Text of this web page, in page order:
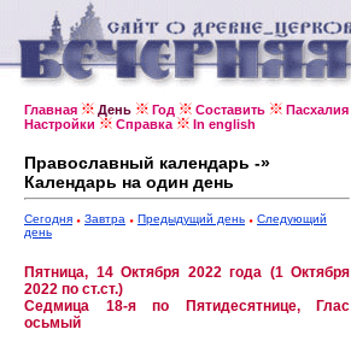
Главная День Год Составить Пасхалия
Настройки
Справка In english
Православный календарь -»
Календарь на один день
Сегодня Завтра Предыдущий день
Следующий
день
Пятница, 14 Октября 2022 года (1 Октября
2022 по ст.ст.)
Седмица 18-я по Пятидесятнице, Глас
осьмый